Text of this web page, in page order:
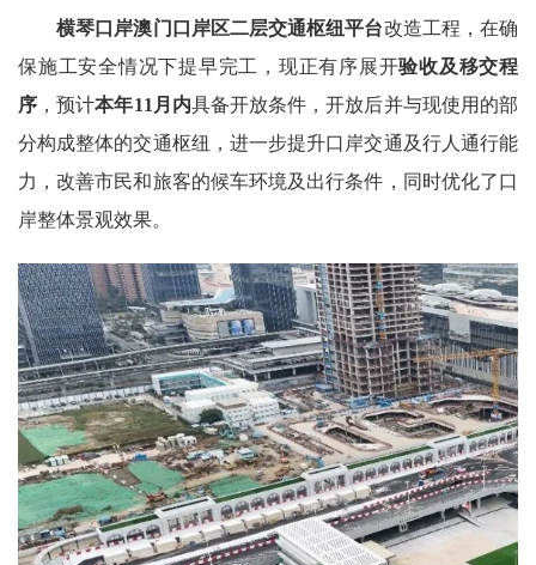
横琴口岸澳门口岸区二层交通枢纽平台改造工程，在确
保施工安全情况下提早完工，现正有序展开验收及移交程
序 ，预计本年11月内具备开放条件，开放后并与现使用的部
分构成整体的交通枢纽，进一步提升口岸交通及行人通行能
力，改善市民和旅客的候车环境及出行条件，同时优化了口
岸整体景观效果。